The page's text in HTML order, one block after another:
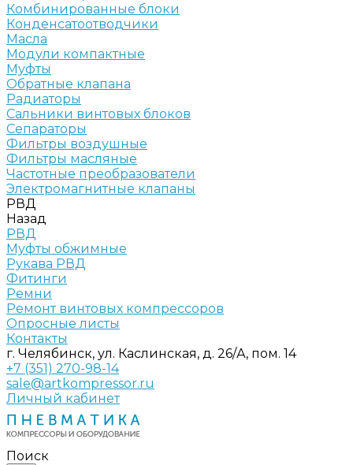
Комбинированные блоки
Конденсатоотводчики
Масла
Модули компактные
Муфты
Обратные клапана
Радиаторы
Сальники винтовых блоков
Сепараторы
Фильтры воздушные
Фильтры масляные
Частотные преобразователи
Электромагнитные клапаны
РВД
Назад
РВД
Муфты обжимные
Рукава РВД
Фитинги
Ремни
Ремонт винтовых компрессоров
Опросные листы
Контакты
г. Челябинск, ул. Каслинская, д. 26/А, пом. 14
+7 (351) 270-98-14
sale@artkompressor.ru
Личный кабинет
Поиск